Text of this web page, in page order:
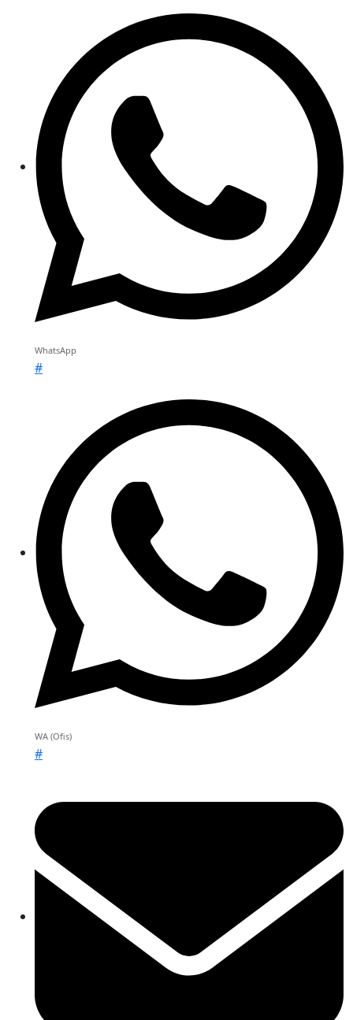
WhatsApp
#
WA (Ofis)
#